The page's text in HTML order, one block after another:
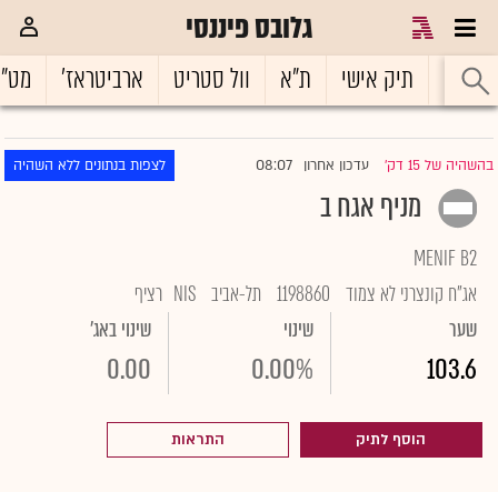
גלובס פיננסי
ראשי תיק אישי ת"א וול סטריט ארביטראז'
בהשהיה של 15 דק' |עדכון אחרון 08:07 לצפות בנתונים ללא השהיה
מניף אגח ב
MENIF B2
אג"ח קונצרני לא צמוד 1198860 תל-אביב NIS רציף
שער
103.6
שינוי
0.00%
שינוי באג'
0.00
הוסף לתיק התראות